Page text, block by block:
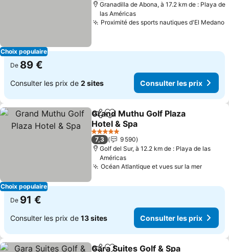
Choix populaire
Granadilla de Abona, à 17.2 km de : Playa de
las Américas
Proximité des sports nautiques d'El Medano
De 89 €
Consulter les prix de 2 sites Consulter les prix
Choix populaire
PartagerAjouter à mes favoris
Grand Muthu Golf Plaza
Hotel & Spa
5 Étoiles
7,3
9 590
Golf del Sur, à 12.2 km de : Playa de las
Américas
Océan Atlantique et vues sur la mer
De 91 €
Consulter les prix de 13 sites Consulter les prix
Gara Suites Golf & Spa